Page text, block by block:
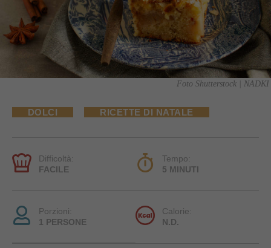
Foto Shutterstock | NADKI
DOLCI RICETTE DI NATALE
Difficoltà:
FACILE
Tempo:
5 MINUTI
Porzioni:
1 PERSONE
Calorie:
N.D.